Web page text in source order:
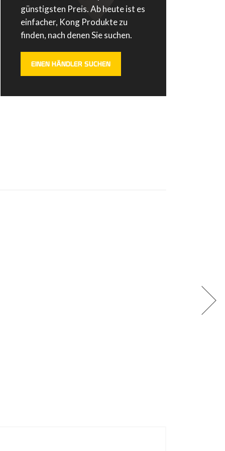
günstigsten Preis. Ab heute ist es
einfacher, Kong Produkte zu
finden, nach denen Sie suchen.
EINEN HÄNDLER SUCHEN